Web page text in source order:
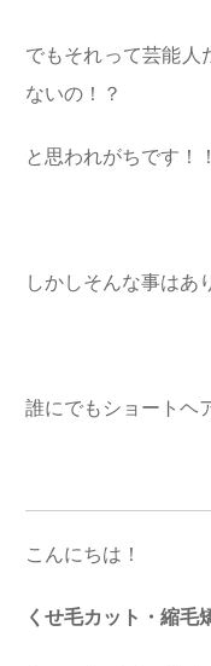
でもそれって芸能人
ないの！？
と思われがちです！！
しかしそんな事はあ
誰にでもショートヘ
こんにちは！
くせ毛カット・縮毛